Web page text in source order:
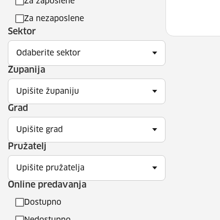
Za nezaposlene
Sektor
Odaberite sektor
Županija
Upišite županiju
Grad
Upišite grad
Pružatelj
Upišite pružatelja
Online predavanja
Dostupno